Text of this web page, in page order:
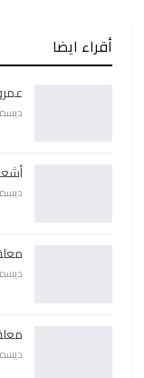
أقراء ايضا
ديسمبر
ديسمبر
ديسمبر
ديسمبر